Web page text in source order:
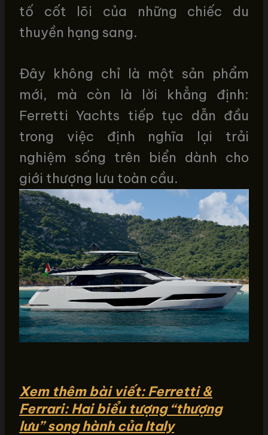
tố cốt lõi của những chiếc du
thuyền hạng sang.
Đây không chỉ là một sản phẩm
mới, mà còn là lời khẳng định:
Ferretti Yachts tiếp tục dẫn đầu
trong việc định nghĩa lại trải
nghiệm sống trên biển dành cho
giới thượng lưu toàn cầu.
Xem thêm bài viết: Ferretti &
Ferrari: Hai biểu tượng “thượng
lưu” song hành của Italy